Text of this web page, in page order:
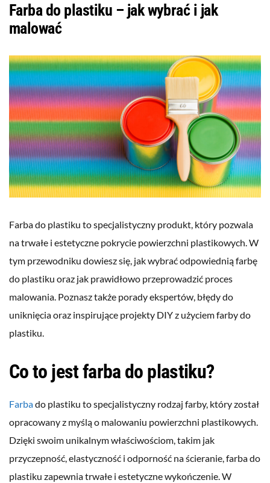
Farba do plastiku – jak wybrać i jak
malować
Farba do plastiku to specjalistyczny produkt, który pozwala
na trwałe i estetyczne pokrycie powierzchni plastikowych. W
tym przewodniku dowiesz się, jak wybrać odpowiednią farbę
do plastiku oraz jak prawidłowo przeprowadzić proces
malowania. Poznasz także porady ekspertów, błędy do
uniknięcia oraz inspirujące projekty DIY z użyciem farby do
plastiku.
Co to jest farba do plastiku?
Farbado plastiku to specjalistyczny rodzaj farby, który został
opracowany z myślą o malowaniu powierzchni plastikowych.
Dzięki swoim unikalnym właściwościom, takim jak
przyczepność, elastyczność i odporność na ścieranie, farba do
plastiku zapewnia trwałe i estetyczne wykończenie. W